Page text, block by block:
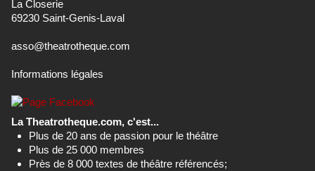
La Closerie
69230 Saint-Genis-Laval
asso@theatrotheque.com
Informations légales
La Theatrotheque.com, c'est...
Plus de 20 ans de passion pour le théâtre
Plus de 25 000 membres
Près de 8 000 textes de théâtre référencés;